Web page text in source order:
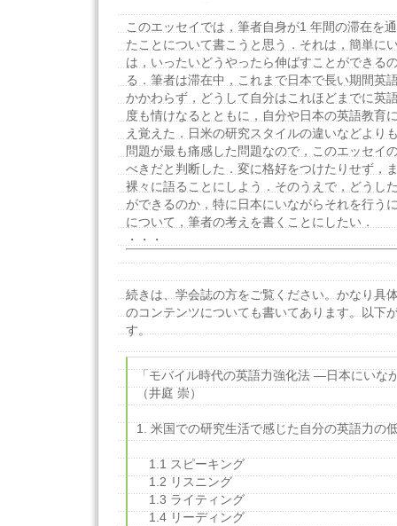
このエッセイでは，筆者自身が1 年間の滞在を
たことについて書こうと思う．それは，簡単に
は，いったいどうやったら伸ばすことができる
る．筆者は滞在中，これまで日本で長い期間英
かかわらず，どうして自分はこれほどまでに英
度も情けなるとともに，自分や日本の英語教育
え覚えた．日米の研究スタイルの違いなどより
問題が最も痛感した問題なので，このエッセイ
べきだと判断した．変に格好をつけたりせず，
裸々に語ることにしよう．そのうえで，どうし
ができるのか，特に日本にいながらそれを行う
について，筆者の考えを書くことにしたい．
・・・
続きは、学会誌の方をご覧ください。かなり具
のコンテンツについても書いてあります。以下
す。
「モバイル時代の英語力強化法 ―日本にい
（井庭 崇）
1. 米国での研究生活で感じた自分の英語力の
1.1 スピーキング
1.2 リスニング
1.3 ライティング
1.4 リーディング